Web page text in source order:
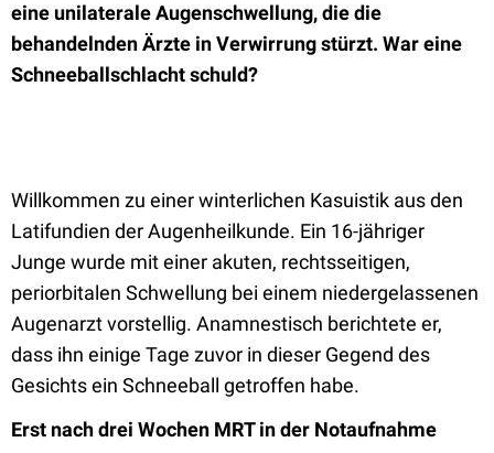
eine unilaterale Augenschwellung, die die
behandelnden Ärzte in Verwirrung stürzt. War eine
Schneeballschlacht schuld?
Willkommen zu einer winterlichen Kasuistik aus den
Latifundien der Augenheilkunde. Ein 16-jähriger
Junge wurde mit einer akuten, rechtsseitigen,
periorbitalen Schwellung bei einem niedergelassenen
Augenarzt vorstellig. Anamnestisch berichtete er,
dass ihn einige Tage zuvor in dieser Gegend des
Gesichts ein Schneeball getroffen habe.
Erst nach drei Wochen MRT in der Notaufnahme